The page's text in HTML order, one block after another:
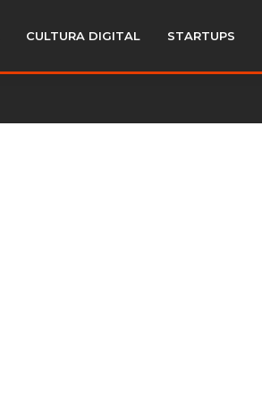
CULTURA DIGITAL STARTUPS